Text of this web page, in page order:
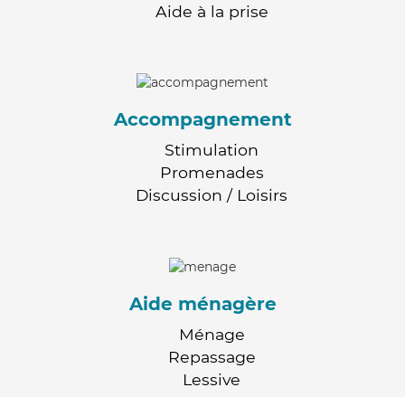
Aide à la prise
Accompagnement
Stimulation
Promenades
Discussion / Loisirs
Aide ménagère
Ménage
Repassage
Lessive